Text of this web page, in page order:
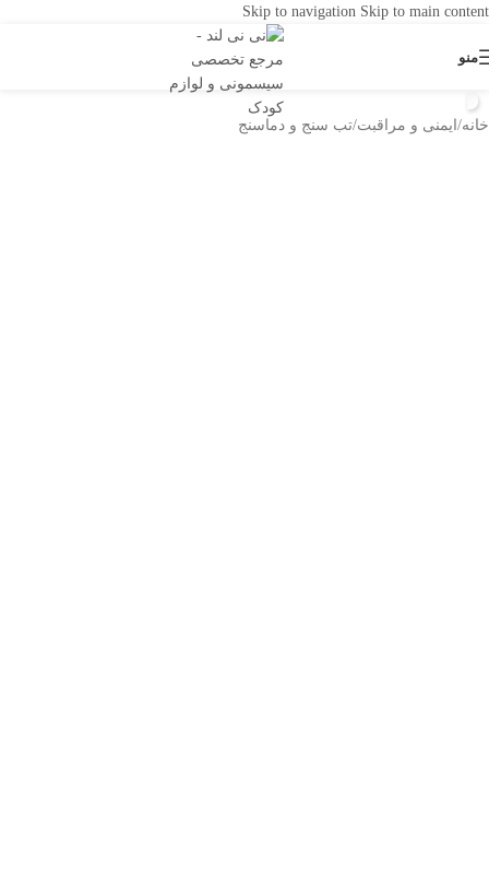
Skip to navigation Skip to main content
منو
خانه/ ایمنی و مراقبت/تب سنج و دماسنج